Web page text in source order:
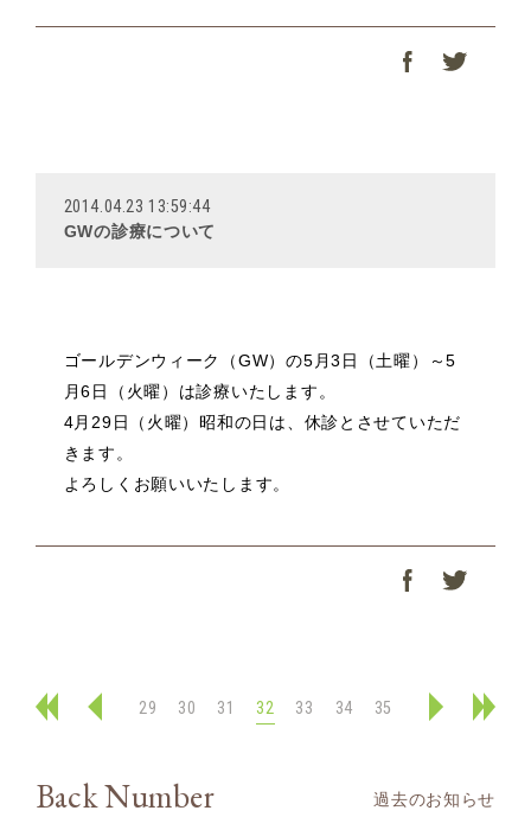
2014.04.23 13:59:44
GWの診療について
ゴールデンウィーク（GW）の5月3日（土曜）～5
月6日（火曜）は診療いたします。
4月29日（火曜）昭和の日は、休診とさせていただ
きます。
よろしくお願いいたします。
29 30 31 32 33 34 35
Back Number 過去のお知らせ